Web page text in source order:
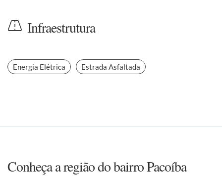
Infraestrutura
Energia Elétrica Estrada Asfaltada
Conheça a região do bairro Pacoíba